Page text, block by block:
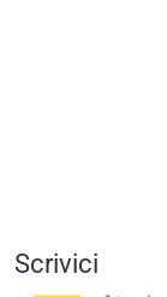
Scrivici